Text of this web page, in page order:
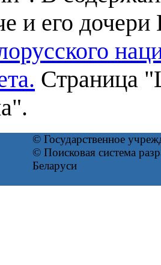
и его
Страница
© Государственное
© Поисковая система
Беларуси